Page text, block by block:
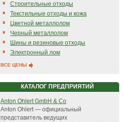
Строительные отходы
Текстильные отходы и кожа
Цветной металлолом
Черный металлолом
Шины и резиновые отходы
Электронный лом
ВСЕ ЦЕНЫ
КАТАЛОГ ПРЕДПРИЯТИЙ
Аnton Ohlert GmbH & Co
Аnton Ohlert — официальный
представитель ведущих